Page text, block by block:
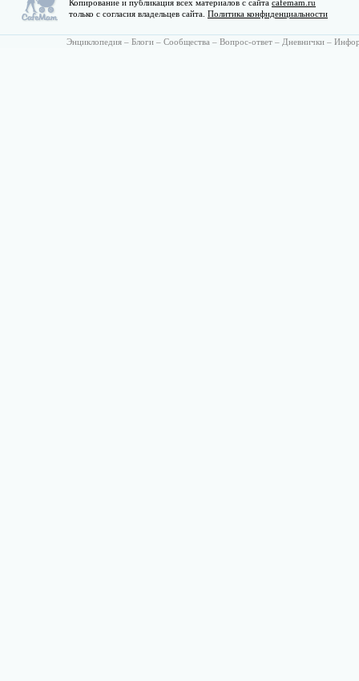
Копирование и публикация всех материалов с сайта cafemam.ru
только с согласия владельцев сайта. Политика конфиденциальности
Энциклопедия – Блоги – Сообщества – Вопрос-ответ – Дневнички –